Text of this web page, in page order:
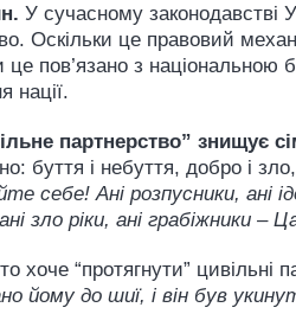
У сучасному законодавстві
Оскільки це правовий
це пов’язано з
нації.
партнерство” знищує
буття і небуття, добро і
себе! Ані розпусники, ані
ані зло ріки, ані грабіжники
хоче “протягнути” цивільні
йому до шиї, і він був